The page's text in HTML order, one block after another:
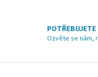
Ozvěte se nám,
Z